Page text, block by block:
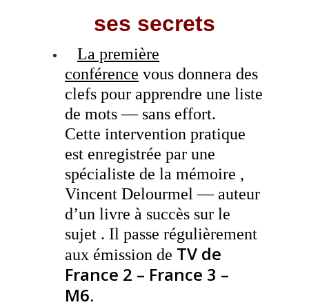
ses secrets
La première
conférence vous donnera des
clefs pour apprendre une liste
de mots — sans effort.
Cette intervention pratique
est enregistrée par une
spécialiste de la mémoire ,
Vincent Delourmel — auteur
d’un livre à succès sur le
sujet . Il passe régulièrement
aux émission de TV de
France 2 – France 3 –
M6.